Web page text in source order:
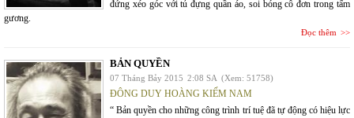
đứng xéo góc với tủ đựng quần áo, soi bóng cô đơn trong tấm
gương.
Đọc thêm
BẢN QUYỀN
07 Tháng Bảy 2015 2:08 SA (Xem: 51758)
ĐÔNG DUY HOÀNG KIẾM NAM
“ Bản quyền cho những công trình trí tuệ đã tự động có hiệu lực